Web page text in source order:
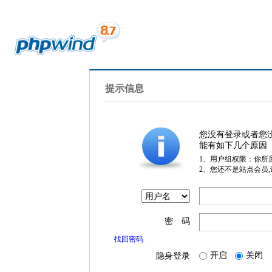
提示信息
您没有登录或者您
能有如下几个原因
1、用户组权限：你所
2、您还不是站点会员
密 码
找回密码
隐身登录 开启 关闭